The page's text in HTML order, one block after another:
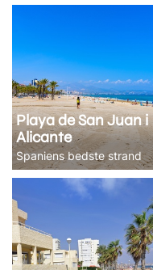
Playa de San Juan i
Alicante
Spaniens bedste strand